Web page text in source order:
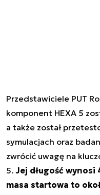
Przedstawiciele PUT
komponent HEXA 5
a także został
symulacjach oraz
zwrócić uwagę na
5.Jej długość wynosi
masa startowa to